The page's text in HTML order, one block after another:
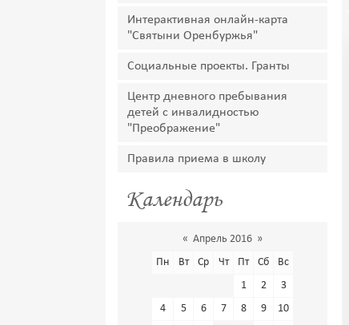
Интерактивная онлайн-карта
"Святыни Оренбуржья"
Социальные проекты. Гранты
Центр дневного пребывания
детей с инвалидностью
"Преображение"
Правила приема в школу
Календарь
« Апрель 2016 »
Пн
Вт Ср Чт Пт Сб
Вс
1
2
3
4
5 6 7 8 9
10